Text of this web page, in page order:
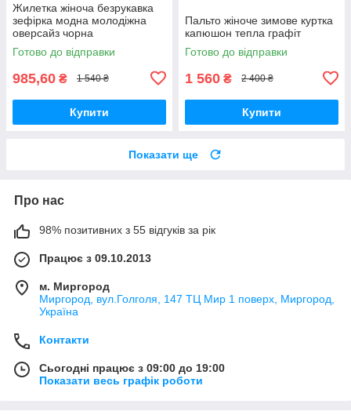
Жилетка жіноча безрукавка
зефірка модна молодіжна
оверсайз чорна
Готово до відправки
985,60 ₴ 1 540 ₴
Купити
Пальто жіноче зимове куртка
капюшон тепла графіт
Готово до відправки
1 560 ₴ 2 400 ₴
Купити
Показати ще
Про нас
98% позитивних з 55 відгуків за рік
Працює з 09.10.2013
м. Миргород
Миргород, вул.Голголя, 147 ТЦ Мир 1 поверх, Миргород,
Україна
Контакти
Сьогодні працює з 09:00 до 19:00
Показати весь графік роботи